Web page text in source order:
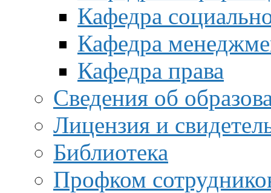
Кафедра
Кафедра
Кафедра права
Сведения об
Лицензия и
Библиотека
Профком